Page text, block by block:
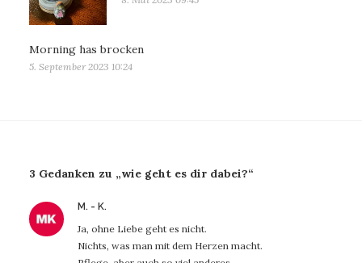
Morning has brocken
5. September 2023 10:24
3 Gedanken zu „wie geht es dir dabei?“
M. - K.
Ja, ohne Liebe geht es nicht.
Nichts, was man mit dem Herzen macht.